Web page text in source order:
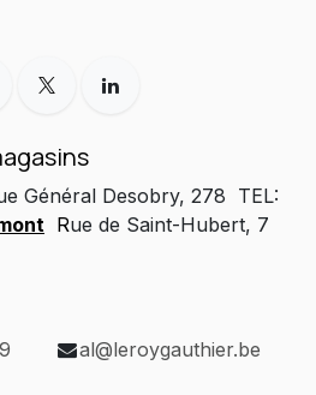
Général Desobry, 278 TEL:
Rue de Saint-Hubert, 7
al@leroygauthier.be